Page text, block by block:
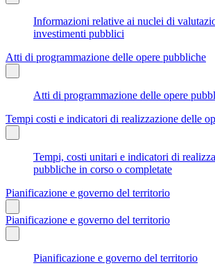
Informazioni relative ai nuclei di
investimenti pubblici
Atti di programmazione delle opere pubbliche
Atti di programmazione delle opere
Tempi costi e indicatori di realizzazione delle
Tempi, costi unitari e indicatori di
pubbliche in corso o completate
Pianificazione e governo del territorio
Pianificazione e governo del territorio
Pianificazione e governo del territorio